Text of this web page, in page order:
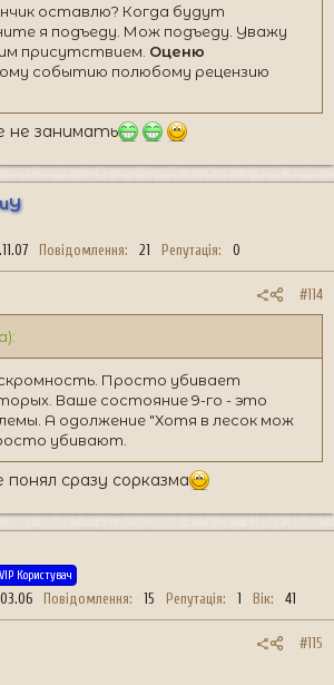
оставлю? Когда будут
я подъеду. Мож подъеду. Уважу
присутствием. Оценю
событию полюбому рецензию
не занимать
Повідомлення 21 Репутація 0
#114
Просто убивает
Ваше состояние 9-го - это
А одолжение "Хотя в лесок мож
убивают.
понял сразу сорказма
VIP Користувач
Повідомлення 15 Репутація 1 Вік 41
#115